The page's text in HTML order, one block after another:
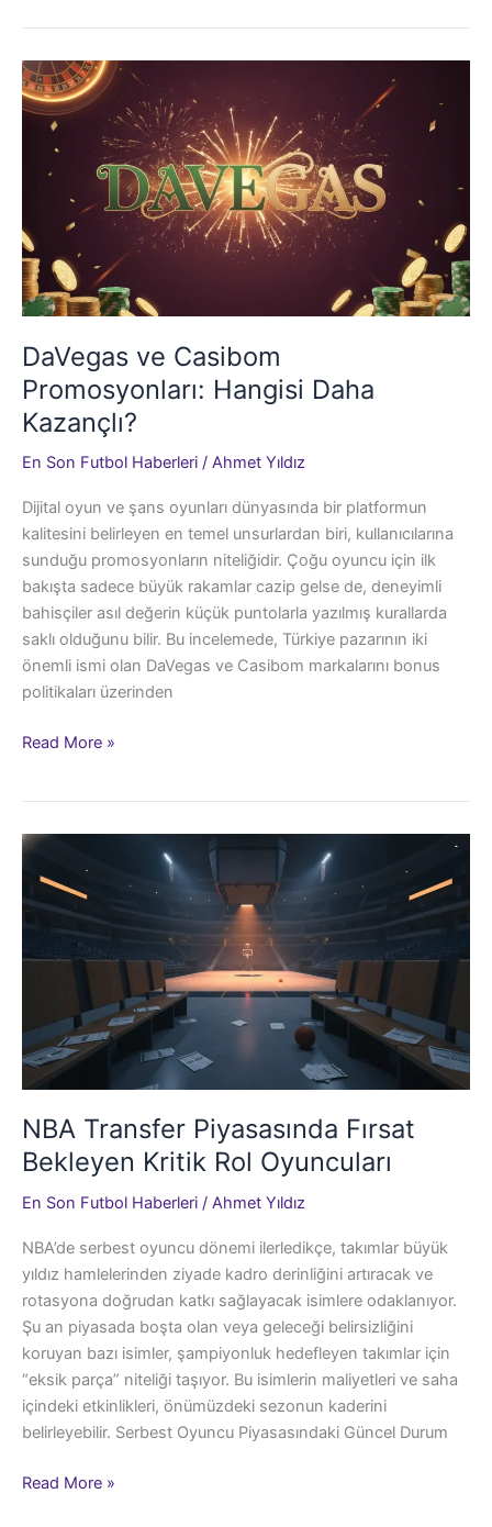
La
Liga
Kapıları
Açıldı
DaVegas ve Casibom
Promosyonları: Hangisi Daha
Kazançlı?
En Son Futbol Haberleri / Ahmet Yıldız
Dijital oyun ve şans oyunları dünyasında bir platformun
kalitesini belirleyen en temel unsurlardan biri, kullanıcılarına
sunduğu promosyonların niteliğidir. Çoğu oyuncu için ilk
bakışta sadece büyük rakamlar cazip gelse de, deneyimli
bahisçiler asıl değerin küçük puntolarla yazılmış kurallarda
saklı olduğunu bilir. Bu incelemede, Türkiye pazarının iki
önemli ismi olan DaVegas ve Casibom markalarını bonus
politikaları üzerinden
DaVegas
Hangisi
Daha
Kazançlı?
Read More »
NBA Transfer Piyasasında Fırsat
Bekleyen Kritik Rol Oyuncuları
En Son Futbol Haberleri / Ahmet Yıldız
NBA’de serbest oyuncu dönemi ilerledikçe, takımlar büyük
yıldız hamlelerinden ziyade kadro derinliğini artıracak ve
rotasyona doğrudan katkı sağlayacak isimlere odaklanıyor.
Şu an piyasada boşta olan veya geleceği belirsizliğini
koruyan bazı isimler, şampiyonluk hedefleyen takımlar için
“eksik parça” niteliği taşıyor. Bu isimlerin maliyetleri ve saha
içindeki etkinlikleri, önümüzdeki sezonun kaderini
belirleyebilir. Serbest Oyuncu Piyasasındaki Güncel Durum
NBA
Read More »